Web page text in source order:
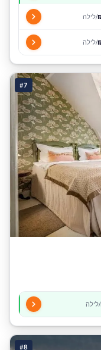
/לילה
/לילה
#7
/לילה
#8